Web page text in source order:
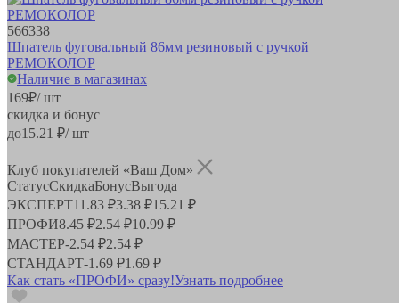
566338
Шпатель фуговальный 86мм резиновый с ручкой
РЕМОКОЛОР
Наличие в магазинах
169₽/ шт
скидка и бонус
до15.21 ₽/ шт
Клуб покупателей «Ваш Дом»
СтатусСкидкаБонусВыгода
ЭКСПЕРТ11.83 ₽3.38 ₽15.21 ₽
ПРОФИ8.45 ₽2.54 ₽10.99 ₽
МАСТЕР-2.54 ₽2.54 ₽
СТАНДАРТ-1.69 ₽1.69 ₽
Как стать «ПРОФИ» сразу!Узнать подробнее